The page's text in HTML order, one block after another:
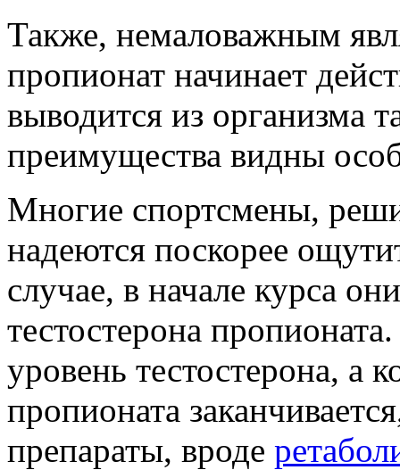
Также, немаловажным
пропионат начинает
выводится из организма
преимущества видны
Многие спортсмены,
надеются поскорее
случае, в начале курса
тестостерона
уровень тестостерона, а
пропионата
препараты, вроде